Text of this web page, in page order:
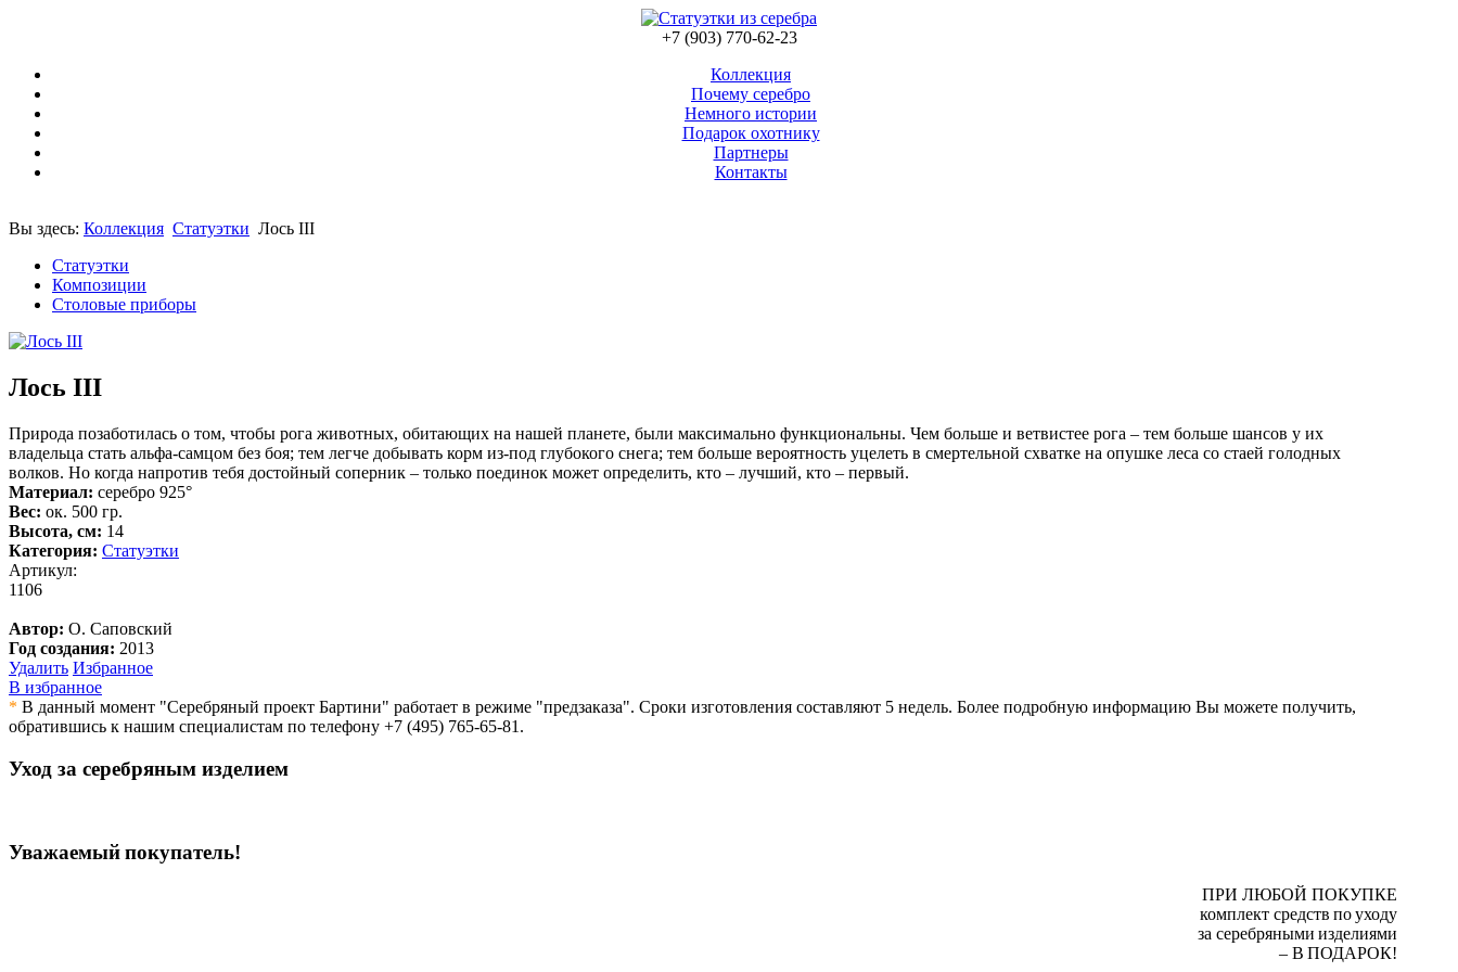
+7 (903) 770-62-23
Коллекция
Почему серебро
Немного истории
Подарок охотнику
Партнеры
Контакты
Вы здесь: Коллекция Статуэтки Лось III
Статуэтки
Композиции
Столовые приборы
Лось III
Природа позаботилась о том, чтобы рога животных, обитающих на нашей планете, были максимально функциональны. Чем больше и ветвистее рога – тем больше шансов у их
владельца стать альфа-самцом без боя; тем легче добывать корм из-под глубокого снега; тем больше вероятность уцелеть в смертельной схватке на опушке леса со стаей голодных
волков. Но когда напротив тебя достойный соперник – только поединок может определить, кто – лучший, кто – первый.
Материал: серебро 925°
Вес: ок. 500 гр.
Высота, см: 14
Категория: Статуэтки
Артикул:
1106
Автор: О. Саповский
Год создания: 2013
Удалить Избранное
В избранное
* В данный момент "Серебряный проект Бартини" работает в режиме "предзаказа". Сроки изготовления составляют 5 недель. Более подробную информацию Вы можете получить,
обратившись к нашим специалистам по телефону +7 (495) 765-65-81 .
Уход за серебряным изделием
Уважаемый покупатель!
ПРИ ЛЮБОЙ ПОКУПКЕ
комплект средств по уходу
за серебряными изделиями
– В ПОДАРОК!